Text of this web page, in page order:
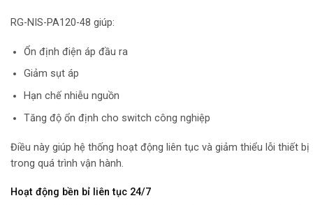
RG-NIS-PA120-48 giúp:
Ổn định điện áp đầu ra
Giảm sụt áp
Hạn chế nhiễu nguồn
Tăng độ ổn định cho switch công nghiệp
Điều này giúp hệ thống hoạt động liên tục và giảm thiểu lỗi thiết bị
trong quá trình vận hành.
Hoạt động bền bỉ liên tục 24/7